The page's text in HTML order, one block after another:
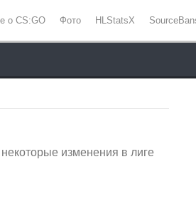
о CS:GO Фото HLStatsX
изменения в лиге